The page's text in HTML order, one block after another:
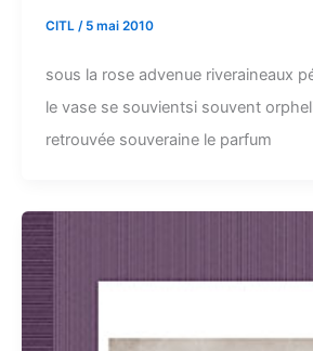
CITL / 5 mai 2010
sous la rose advenue riveraineaux
le vase se souvientsi souvent
retrouvée souveraine le parfum